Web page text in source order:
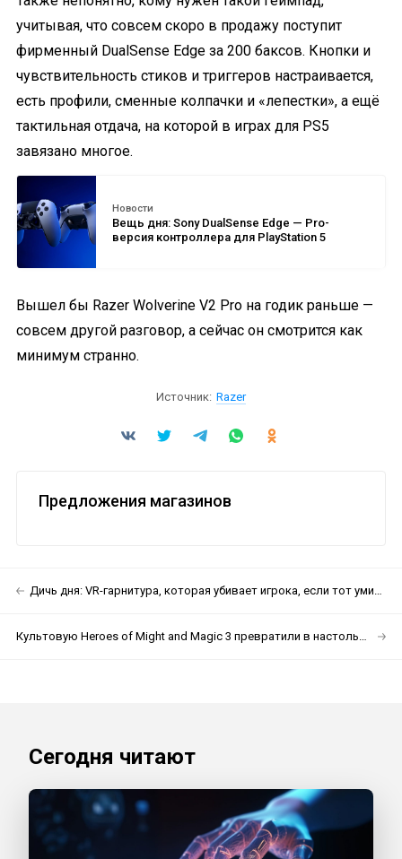
учитывая, что совсем скоро в продажу поступит
фирменный DualSense Edge за 200 баксов. Кнопки и
чувствительность стиков и триггеров настраивается,
есть профили, сменные колпачки и «лепестки», а ещё
тактильная отдача, на которой в играх для PS5
завязано многое.
Новости
Вещь дня: Sony DualSense Edge — Pro-
версия контроллера для PlayStation 5
Вышел бы Razer Wolverine V2 Pro на годик раньше —
совсем другой разговор, а сейчас он смотрится как
минимум странно.
Источник: Razer
Предложения магазинов
Дичь дня: VR-гарнитура, которая убивает игрока, если тот умирает в игре
Культовую Heroes of Might and Magic 3 превратили в настольную игру
Сегодня читают